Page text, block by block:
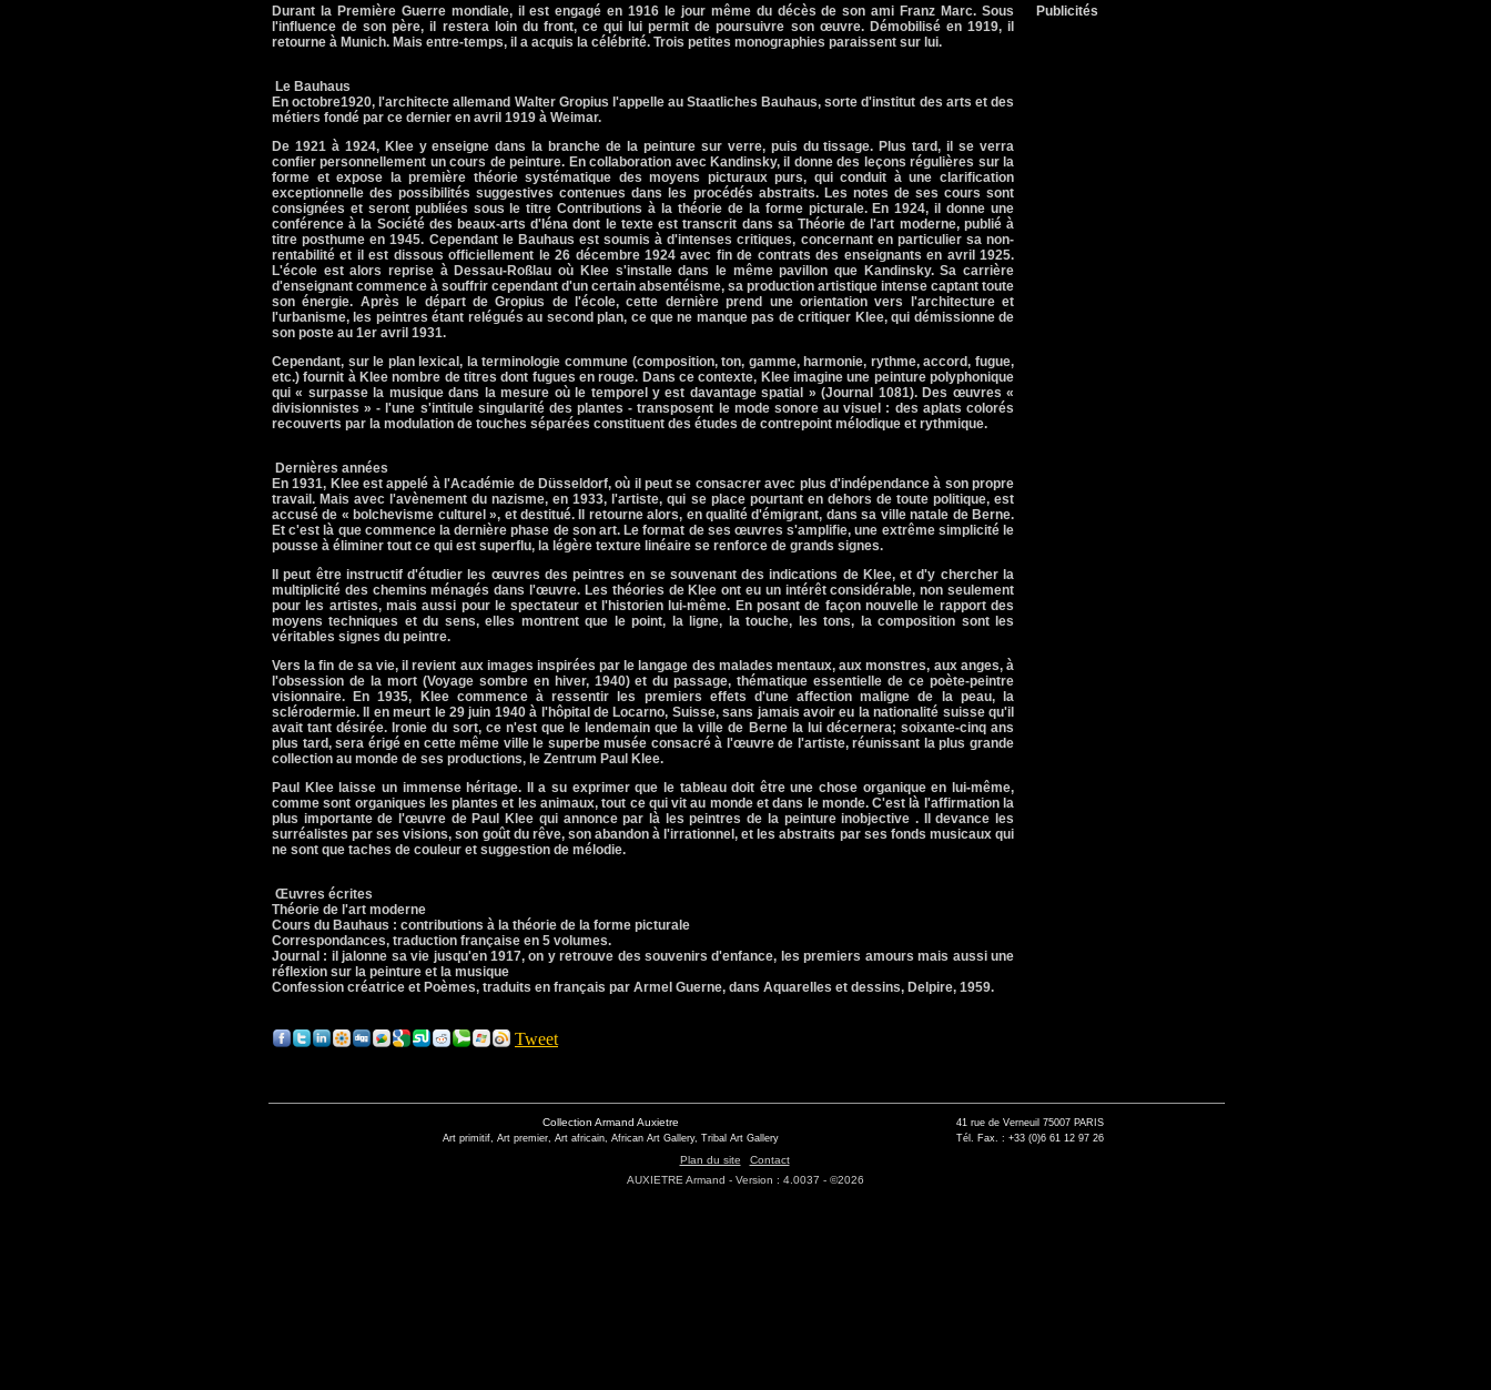
Durant la Première Guerre mondiale, il est engagé en 1916 le jour même du décès de son ami Franz Marc. Sous
l'influence de son père, il restera loin du front, ce qui lui permit de poursuivre son œuvre. Démobilisé en 1919, il
retourne à Munich. Mais entre-temps, il a acquis la célébrité. Trois petites monographies paraissent sur lui.
Le Bauhaus
En octobre1920, l'architecte allemand Walter Gropius l'appelle au Staatliches Bauhaus, sorte d'institut des arts et des
métiers fondé par ce dernier en avril 1919 à Weimar.
De 1921 à 1924, Klee y enseigne dans la branche de la peinture sur verre, puis du tissage. Plus tard, il se verra
confier personnellement un cours de peinture. En collaboration avec Kandinsky, il donne des leçons régulières sur la
forme et expose la première théorie systématique des moyens picturaux purs, qui conduit à une clarification
exceptionnelle des possibilités suggestives contenues dans les procédés abstraits. Les notes de ses cours sont
consignées et seront publiées sous le titre Contributions à la théorie de la forme picturale. En 1924, il donne une
conférence à la Société des beaux-arts d'Iéna dont le texte est transcrit dans sa Théorie de l'art moderne, publié à
titre posthume en 1945. Cependant le Bauhaus est soumis à d'intenses critiques, concernant en particulier sa non-
rentabilité et il est dissous officiellement le 26 décembre 1924 avec fin de contrats des enseignants en avril 1925.
L'école est alors reprise à Dessau-Roßlau où Klee s'installe dans le même pavillon que Kandinsky. Sa carrière
d'enseignant commence à souffrir cependant d'un certain absentéisme, sa production artistique intense captant toute
son énergie. Après le départ de Gropius de l'école, cette dernière prend une orientation vers l'architecture et
l'urbanisme, les peintres étant relégués au second plan, ce que ne manque pas de critiquer Klee, qui démissionne de
son poste au 1er avril 1931.
Cependant, sur le plan lexical, la terminologie commune (composition, ton, gamme, harmonie, rythme, accord, fugue,
etc.) fournit à Klee nombre de titres dont fugues en rouge. Dans ce contexte, Klee imagine une peinture polyphonique
qui « surpasse la musique dans la mesure où le temporel y est davantage spatial » (Journal 1081). Des œuvres «
divisionnistes » - l'une s'intitule singularité des plantes - transposent le mode sonore au visuel : des aplats colorés
recouverts par la modulation de touches séparées constituent des études de contrepoint mélodique et rythmique.
Dernières années
En 1931, Klee est appelé à l'Académie de Düsseldorf, où il peut se consacrer avec plus d'indépendance à son propre
travail. Mais avec l'avènement du nazisme, en 1933, l'artiste, qui se place pourtant en dehors de toute politique, est
accusé de « bolchevisme culturel », et destitué. Il retourne alors, en qualité d'émigrant, dans sa ville natale de Berne.
Et c'est là que commence la dernière phase de son art. Le format de ses œuvres s'amplifie, une extrême simplicité le
pousse à éliminer tout ce qui est superflu, la légère texture linéaire se renforce de grands signes.
Il peut être instructif d'étudier les œuvres des peintres en se souvenant des indications de Klee, et d'y chercher la
multiplicité des chemins ménagés dans l'œuvre. Les théories de Klee ont eu un intérêt considérable, non seulement
pour les artistes, mais aussi pour le spectateur et l'historien lui-même. En posant de façon nouvelle le rapport des
moyens techniques et du sens, elles montrent que le point, la ligne, la touche, les tons, la composition sont les
véritables signes du peintre.
Vers la fin de sa vie, il revient aux images inspirées par le langage des malades mentaux, aux monstres, aux anges, à
l'obsession de la mort (Voyage sombre en hiver, 1940) et du passage, thématique essentielle de ce poète-peintre
visionnaire. En 1935, Klee commence à ressentir les premiers effets d'une affection maligne de la peau, la
sclérodermie. Il en meurt le 29 juin 1940 à l'hôpital de Locarno, Suisse, sans jamais avoir eu la nationalité suisse qu'il
avait tant désirée. Ironie du sort, ce n'est que le lendemain que la ville de Berne la lui décernera; soixante-cinq ans
plus tard, sera érigé en cette même ville le superbe musée consacré à l'œuvre de l'artiste, réunissant la plus grande
collection au monde de ses productions, le Zentrum Paul Klee.
Paul Klee laisse un immense héritage. Il a su exprimer que le tableau doit être une chose organique en lui-même,
comme sont organiques les plantes et les animaux, tout ce qui vit au monde et dans le monde. C'est là l'affirmation la
plus importante de l'œuvre de Paul Klee qui annonce par là les peintres de la peinture inobjective . Il devance les
surréalistes par ses visions, son goût du rêve, son abandon à l'irrationnel, et les abstraits par ses fonds musicaux qui
ne sont que taches de couleur et suggestion de mélodie.
Œuvres écrites
Théorie de l'art moderne
Cours du Bauhaus : contributions à la théorie de la forme picturale
Correspondances, traduction française en 5 volumes.
Journal : il jalonne sa vie jusqu'en 1917, on y retrouve des souvenirs d'enfance, les premiers amours mais aussi une
réflexion sur la peinture et la musique
Confession créatrice et Poèmes, traduits en français par Armel Guerne, dans Aquarelles et dessins, Delpire, 1959.
Tweet
Publicités
Collection Armand Auxietre
Art primitif, Art premier, Art africain, African Art Gallery, Tribal Art Gallery
41 rue de Verneuil 75007 PARIS
Tél. Fax. : +33 (0)6 61 12 97 26
Plan du site
Contact
AUXIETRE Armand - Version : 4.0037 - ©2026